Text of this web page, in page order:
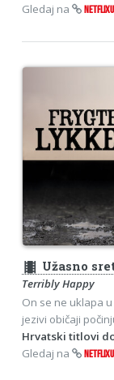
Gledaj na
NETFLIXU
theaters Užasno
Terribly Happy
On se ne uklapa
jezivi običaji
Hrvatski titlovi
Gledaj na
NETFLIXU